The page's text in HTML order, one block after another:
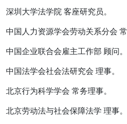
深圳大学法学院 客座研究员。
中国人力资源学会劳动关系分会 常
中国企业联合会雇主工作部 顾问。
中国法学会社会法研究会 理事。
北京行为科学学会 常务理事。
北京劳动法与社会保障法学 理事。